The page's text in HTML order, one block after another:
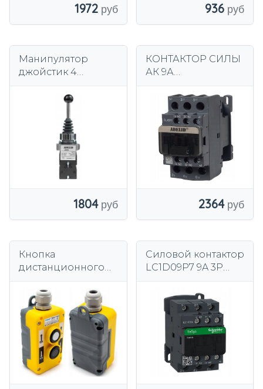
1972 936
Манипулятор
джойстик 4
моностабильный
1804
КОНТАКТОР СИЛЫ
АК 9А
С КАТУШКОЙ 230В
АК 3П 1НО 1НК
2364
Кнопка
дистанционного
подъемный кран
лебедка
переключатель
Силовой контактор
LC1D09P7 9A 3P
+1НЗ SCHNEIDER
ELECTRIC